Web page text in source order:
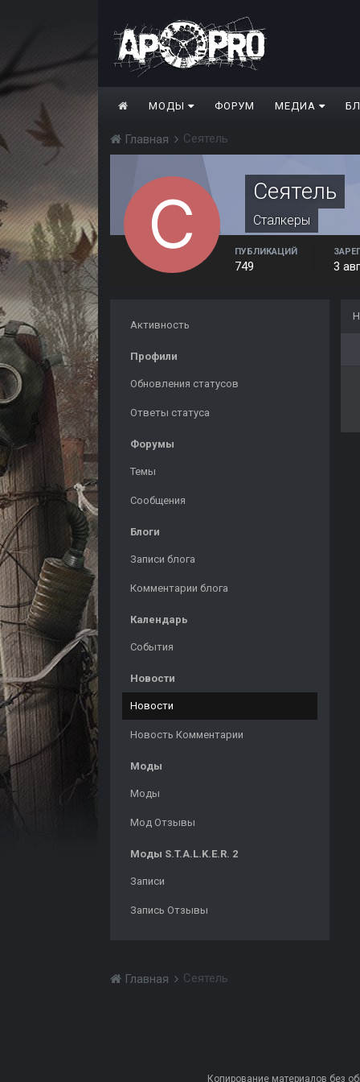
МОДЫ ФОРУМ МЕДИА
Главная Сеятель
Сеятель
Сталкеры
ПУБЛИКАЦИЙ
749 3
Активность
Профили
Обновления статусов
Ответы статуса
Форумы
Темы
Сообщения
Блоги
Записи блога
Комментарии блога
Календарь
События
Новости
Новости
Новость Комментарии
Моды
Моды
Мод Отзывы
Моды S.T.A.L.K.E.R. 2
Записи
Запись Отзывы
Главная Сеятель
Копирование материалов без